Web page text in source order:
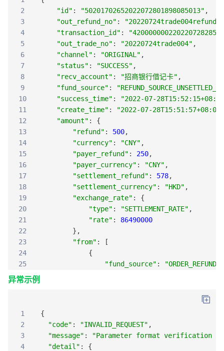
}
2
"id" : "50201702652022072801898085013" ,
3
"out_refund_no" :
4
"transaction_id" :
5
"out_trade_no" : "20220724trade004" ,
6
"channel" : "ORIGINAL" ,
7
"status" : "SUCCESS" ,
8
"recv_account" : "招商银行借记卡" ,
9
"fund_source" :
10
"success_time" :
"2022-07-
11
"create_time" :
"2022-07-28T15:51:57+08:00"
12
"amount" :
{
13
"refund" : 500,
14
"currency" : "CNY" ,
15
"payer_refund" : 250,
16
"payer_currency" : "CNY" ,
17
"settlement_refund" : 578,
18
"settlement_currency" : "HKD" ,
19
"exchange_rate" :
{
20
"type" : "SETTLEMENT_RATE" ,
21
"rate" :
86490000
22
} ,
23
"from" :
[
24
{
25
"fund_source" :
26
27
]
异常示例
1
{
2
"code" : "INVALID_REQUEST" ,
3
"message" :
"Parameter format verification
4
"detail" :
{